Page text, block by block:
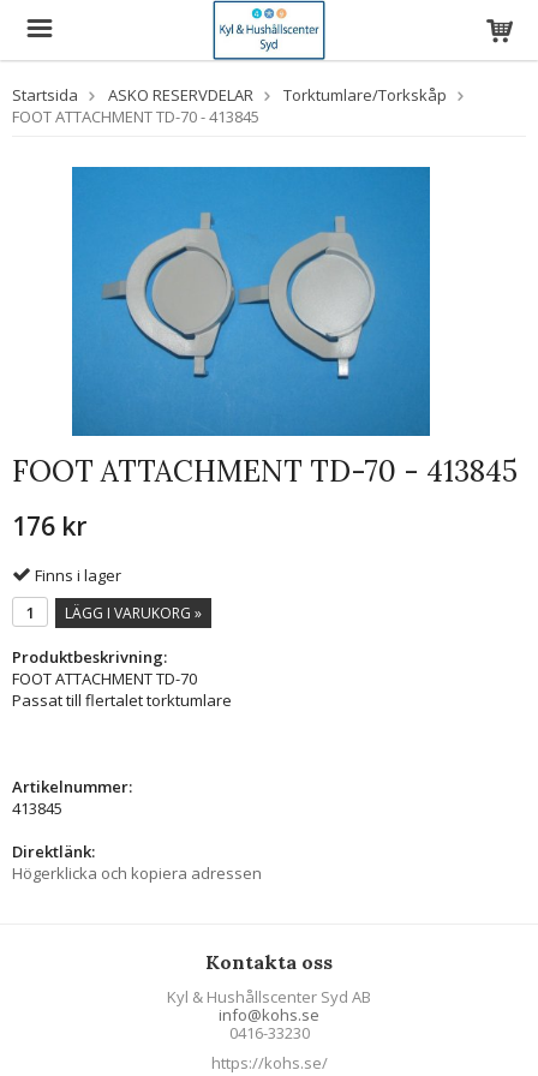
Startsida ASKO RESERVDELAR
Torktumlare/Torkskåp
FOOT ATTACHMENT TD-70 - 413845
FOOT ATTACHMENT TD-70 - 413845
176 kr
Finns i lager
LÄGG I VARUKORG »
Produktbeskrivning:
FOOT ATTACHMENT TD-70
Passat till flertalet torktumlare
Artikelnummer:
413845
Direktlänk:
Högerklicka och kopiera adressen
Kontakta oss
Kyl & Hushållscenter Syd AB
info@kohs.se
0416-33230
https://kohs.se/